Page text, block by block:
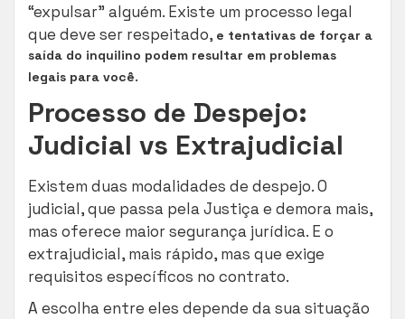
“expulsar” alguém. Existe um processo legal
que deve ser respeitado, e tentativas de forçar a
saída do inquilino podem resultar em problemas
legais para você.
Processo de Despejo:
Judicial vs Extrajudicial
Existem duas modalidades de despejo. O
judicial, que passa pela Justiça e demora mais,
mas oferece maior segurança jurídica. E o
extrajudicial, mais rápido, mas que exige
requisitos específicos no contrato.
A escolha entre eles depende da sua situação